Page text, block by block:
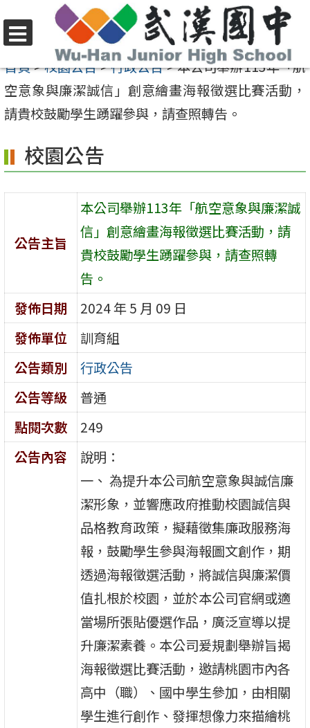
至
要
內
區
選
單
首頁>校園公告>行政公告>本公司舉辦113年「航
空意象與廉潔誠信」創意繪畫海報徵選比賽活動，
請貴校鼓勵學生踴躍參與，請查照轉告。
校園公告
公告主旨
本公司舉辦113年「航空意象與廉潔誠
信」創意繪畫海報徵選比賽活動，請
貴校鼓勵學生踴躍參與，請查照轉
告。
發佈日期
2024 年 5 月 09 日
發佈單位
訓育組
公告類別
行政公告
公告等級
普通
點閱次數
249
公告內容
說明：
一、 為提升本公司航空意象與誠信廉
潔形象，並響應政府推動校園誠信與
品格教育政策，擬藉徵集廉政服務海
報，鼓勵學生參與海報圖文創作，期
透過海報徵選活動，將誠信與廉潔價
值扎根於校園，並於本公司官網或適
當場所張貼優選作品，廣泛宣導以提
升廉潔素養。本公司爰規劃舉辦旨揭
海報徵選比賽活動，邀請桃園市內各
高中（職）、國中學生參加，由相關
學生進行創作、發揮想像力來描繪桃